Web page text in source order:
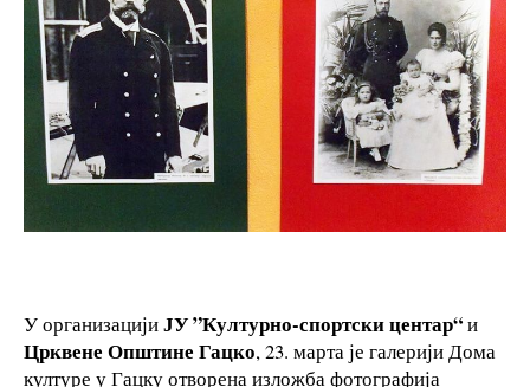
У организацијиЈУ ”Културно-спортски центар“и
Црквене Општине Гацко, 23. марта је галерији Дома
културе у Гацку отворена изложба фотографија